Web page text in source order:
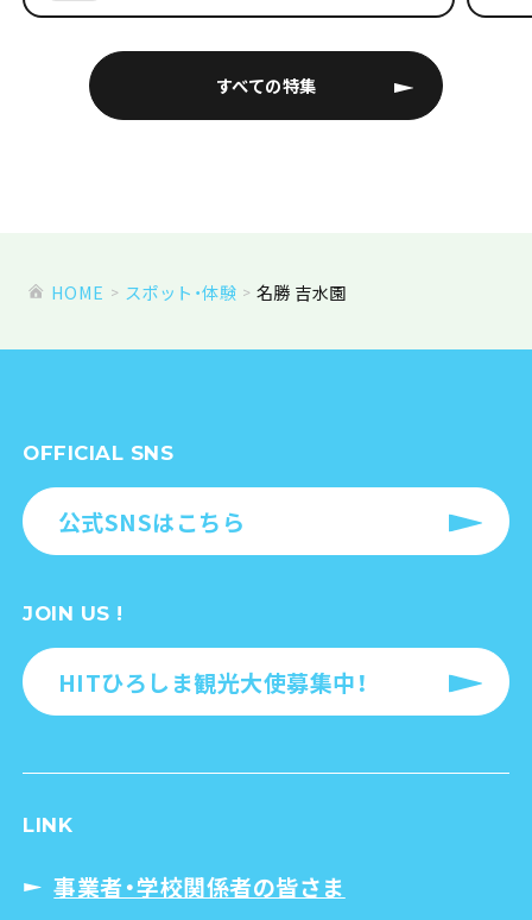
すべての特集
HOME スポット・体験 名勝 吉水園
OFFICIAL SNS
公式SNSはこちら
JOIN US !
HITひろしま観光大使募集中！
LINK
事業者・学校関係者の皆さま